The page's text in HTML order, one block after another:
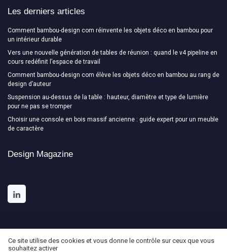
Les derniers articles
Comment bambou-design com réinvente les objets déco en bambou pour
un intérieur durable
Vers une nouvelle génération de tables de réunion : quand le v4 pipeline en
cours redéfinit l’espace de travail
Comment bambou-design com élève les objets déco en bambou au rang de
design d’auteur
Suspension au-dessus de la table : hauteur, diamètre et type de lumière
pour ne pas se tromper
Choisir une console en bois massif ancienne : guide expert pour un meuble
de caractère
Design Magazine
Ce site utilise des cookies et vous donne le contrôle sur ceux que vous
souhaitez activer